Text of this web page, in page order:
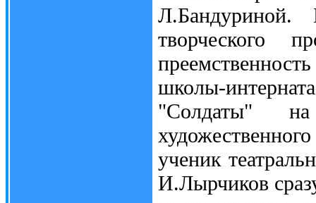
Л.Бандуриной.
творческого
школы-
"Солдаты"
ученик
И.Лырчиков